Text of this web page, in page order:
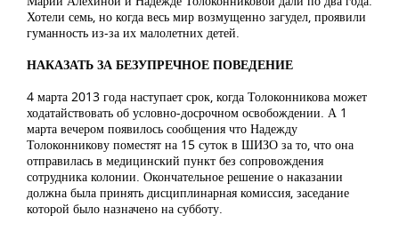
Хотели семь, но когда весь мир возмущенно загудел, проявили
гуманность из-за их малолетних детей.
НАКАЗАТЬ ЗА БЕЗУПРЕЧНОЕ ПОВЕДЕНИЕ
4 марта 2013 года наступает срок, когда Толоконникова может
ходатайствовать об условно-досрочном освобождении. А 1
марта вечером появилось сообщения что Надежду
Толоконникову поместят на 15 суток в ШИЗО за то, что она
отправилась в медицинский пункт без сопровождения
сотрудника колонии. Окончательное решение о наказании
должна была принять дисциплинарная комиссия, заседание
которой было назначено на субботу.